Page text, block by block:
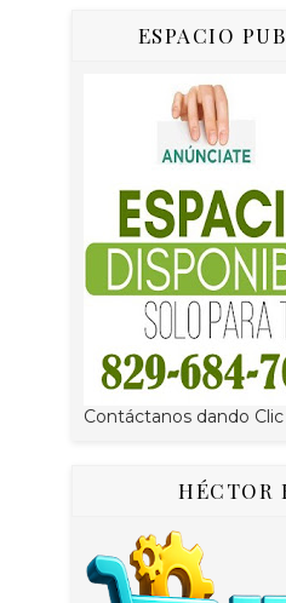
ESPACIO
Contáctanos dando
HÉCTOR